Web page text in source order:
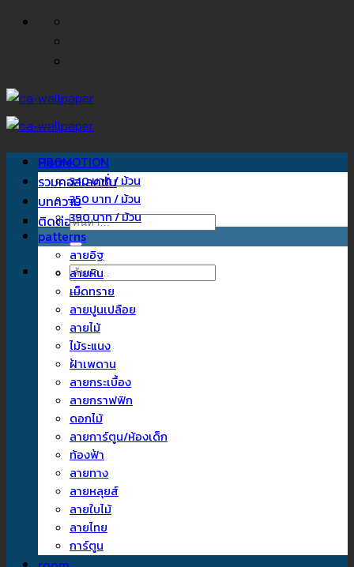
ข้าม
Home
รวมคอลเลคชั่น
บทความ
ติดต่อเรา
ค้นหา:
ค้นหา:
PROMOTION
340 บาท / ม้วน
350 บาท / ม้วน
390 บาท / ม้วน
patterns
ลายอิฐ
ลายหิน
เม็ดทราย
ลายปูนเปลือย
ลายไม้
ไม้ระแนง
ฝ้าเพดาน
ลายกระเบื้อง
ลายกราฟฟิก
ดอกไม้
ลายการ์ตูน/ห้องเด็ก
ท้องฟ้า
ลายทาง
ลายหลุยส์
ลายใบไม้
ลายไทย
การ์ตูน